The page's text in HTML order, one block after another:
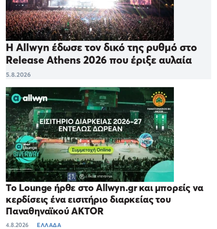
Η Allwyn έδωσε τον δικό της ρυθμό στο
Release Athens 2026 που έριξε αυλαία
5.8.2026
Το Lounge ήρθε στο Allwyn.gr και μπορείς να
κερδίσεις ένα εισιτήριο διαρκείας του
Παναθηναϊκού AKTOR
4.8.2026 ΕΛΛΑΔΑ